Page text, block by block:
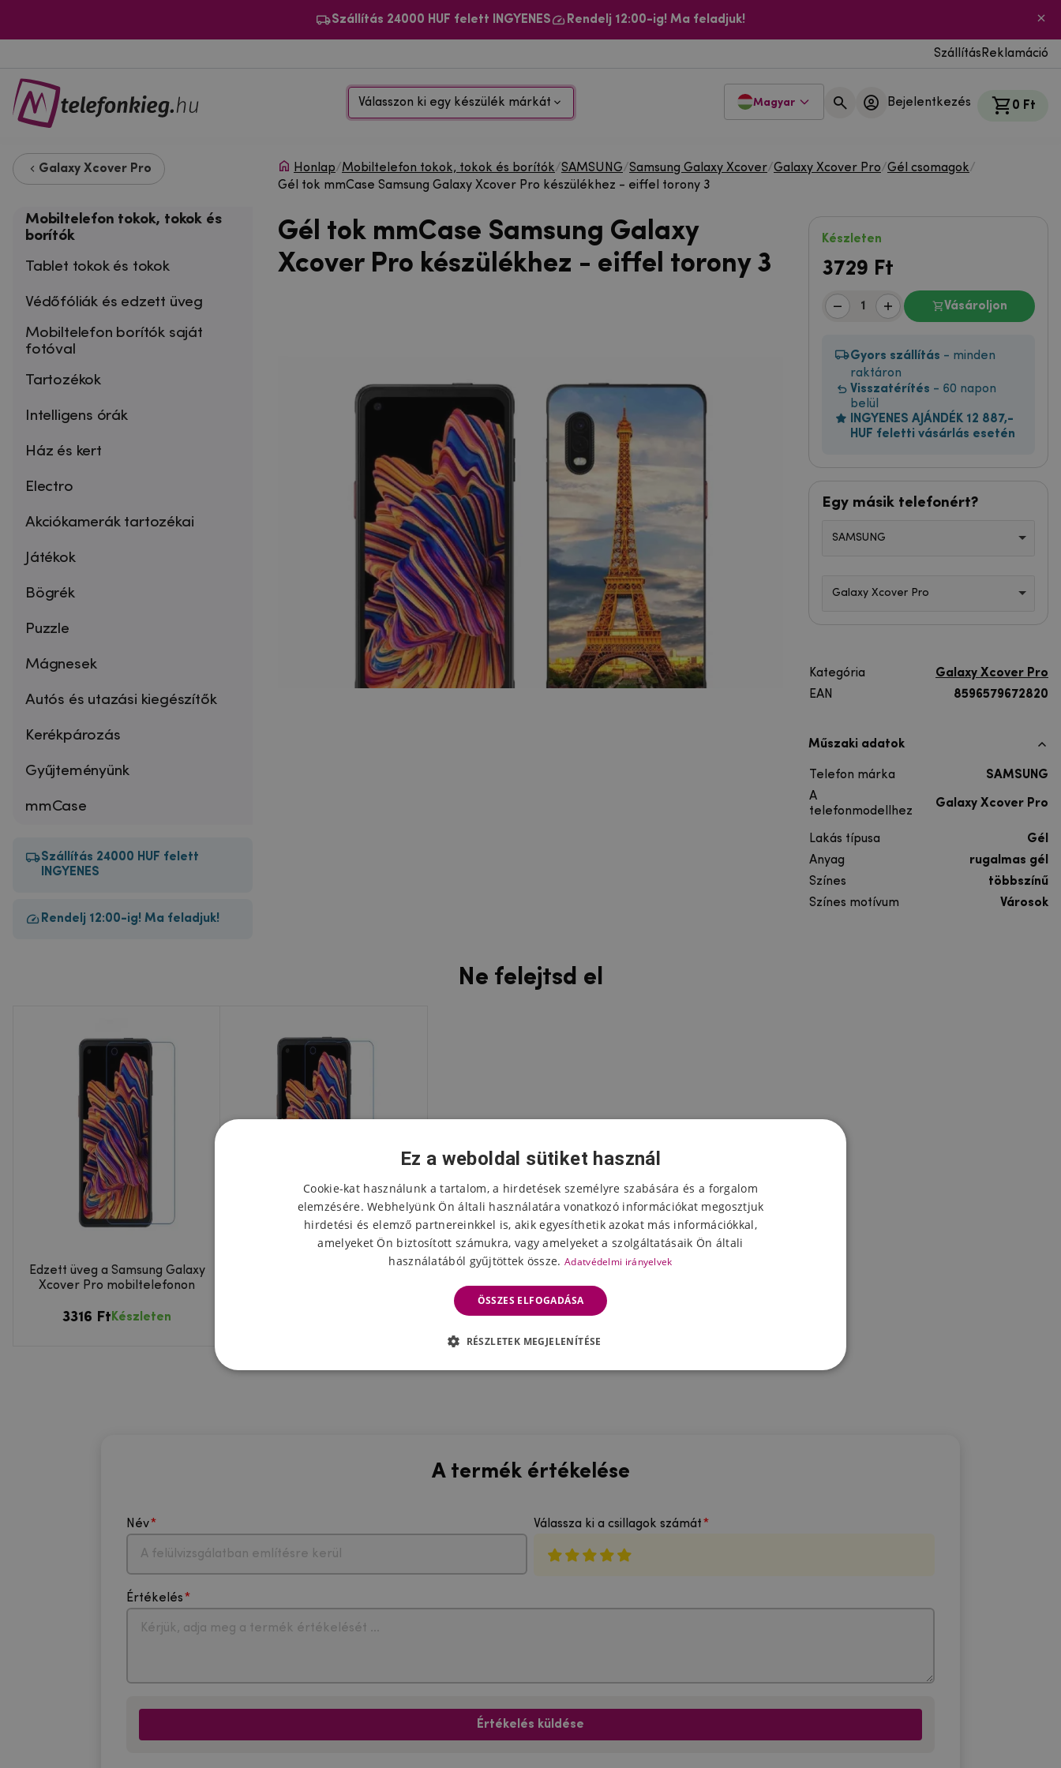
Szállítás 24000 HUF felett INGYENES Rendelj 12:00-ig! Ma feladjuk!
Szállítás Reklamáció
Válasszon ki egy készülék márkát Magyar Bejelentkezés 0 Ft
Galaxy Xcover Pro
Mobiltelefon tokok, tokok és
borítók
Tablet tokok és tokok
Védőfóliák és edzett üveg
Mobiltelefon borítók saját
fotóval
Tartozékok
Intelligens órák
Ház és kert
Electro
Akciókamerák tartozékai
Játékok
Bögrék
Puzzle
Mágnesek
Autós és utazási kiegészítők
Kerékpározás
Gyűjteményünk
mmCase
Szállítás 24000 HUF felett
INGYENES
Rendelj 12:00-ig! Ma feladjuk!
Honlap/Mobiltelefon tokok, tokok és borítók/SAMSUNG/Samsung Galaxy Xcover/Galaxy Xcover Pro/Gél csomagok/
Gél tok mmCase Samsung Galaxy Xcover Pro készülékhez - eiffel torony 3
Gél tok mmCase Samsung Galaxy
Xcover Pro készülékhez - eiffel torony 3
Készleten
3729 Ft
Vásároljon
Gyors szállítás - minden
raktáron
Visszatérítés - 60 napon
belül
INGYENES AJÁNDÉK 12 887,-
HUF feletti vásárlás esetén
Egy másik telefonért?
SAMSUNG
Galaxy Xcover Pro
Kategória
Galaxy Xcover Pro
EAN
8596579672820
Műszaki adatok
Telefon márka
SAMSUNG
A
telefonmodellhez
Galaxy Xcover Pro
Lakás típusa
Gél
Anyag
rugalmas gél
Színes
többszínű
Színes motívum
Városok
Ne felejtsd el
Edzett üveg a Samsung Galaxy
Xcover Pro mobiltelefonon
3316 Ft Készleten
A termék értékelése
Név Válassza ki a csillagok számát
Értékelés
Értékelés küldése
Ez a weboldal sütiket használ
Cookie-kat használunk a tartalom, a hirdetések személyre szabására és a forgalom
elemzésére. Webhelyünk Ön általi használatára vonatkozó információkat megosztjuk
hirdetési és elemző partnereinkkel is, akik egyesíthetik azokat más információkkal,
amelyeket Ön biztosított számukra, vagy amelyeket a szolgáltatásaik Ön általi
használatából gyűjtöttek össze. Adatvédelmi irányelvek
ÖSSZES ELFOGADÁSA
RÉSZLETEK MEGJELENÍTÉSE